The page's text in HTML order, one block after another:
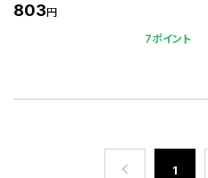
803円
7ポイント
1